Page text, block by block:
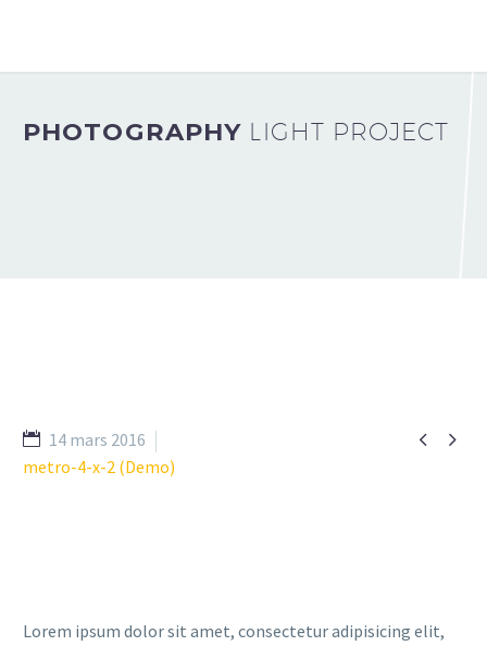
PHOTOGRAPHY LIGHT PROJECT
 
14 mars 2016
metro-4-x-2 (Demo)
Lorem ipsum dolor sit amet, consectetur adipisicing elit,